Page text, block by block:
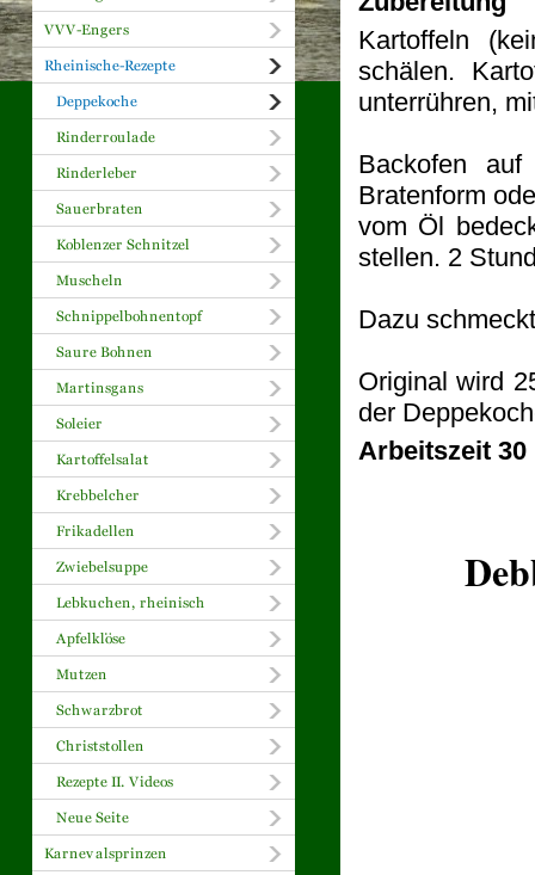
Kartoffeln
schälen.
unterrühren,
Backofen
Bratenform
vom Öl
stellen. 2
Dazu
Original wird
der
Arbeitszeit 30